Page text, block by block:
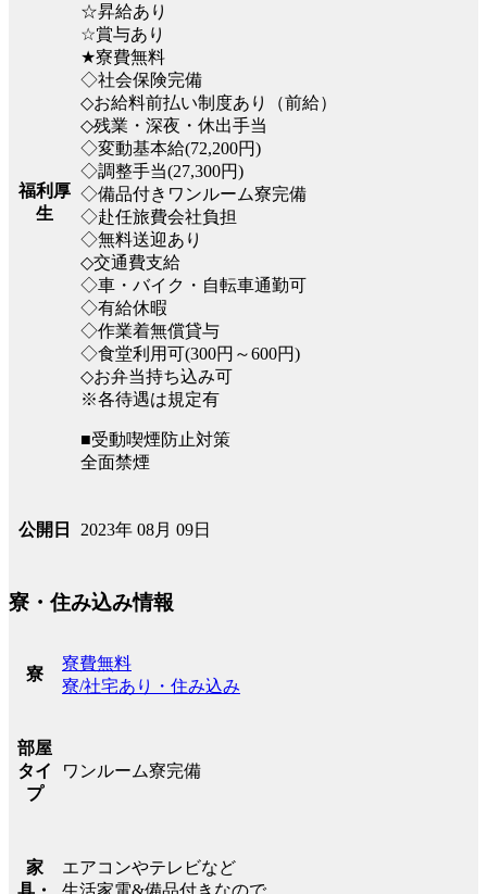
福利厚
生
☆昇給あり
☆賞与あり
★寮費無料
◇社会保険完備
◇お給料前払い制度あり（前給）
◇残業・深夜・休出手当
◇変動基本給(72,200円)
◇調整手当(27,300円)
◇備品付きワンルーム寮完備
◇赴任旅費会社負担
◇無料送迎あり
◇交通費支給
◇車・バイク・自転車通勤可
◇有給休暇
◇作業着無償貸与
◇食堂利用可(300円～600円)
◇お弁当持ち込み可
※各待遇は規定有
■受動喫煙防止対策
全面禁煙
公開日 2023年 08月 09日
寮・住み込み情報
寮
寮費無料
寮/社宅あり・住み込み
部屋
タイ
プ
ワンルーム寮完備
家
エアコンやテレビなど